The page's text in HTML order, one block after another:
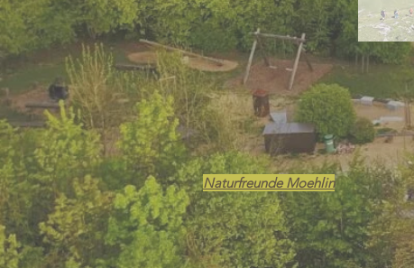
Naturfreunde Moehlin